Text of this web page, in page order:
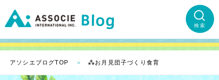
検索
アソシエブログTOP ⁂お月見団子づくり食育